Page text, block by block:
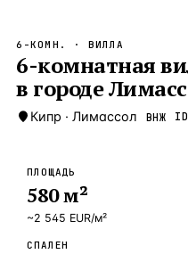
Новороссийск —Локация
Стамбул —Локация
Анталия
ЧАСТО ИЩУТ
Турция
6-КОМН. · ВИЛЛА
6-комнатная
в городе
Кипр · Лимассол ВНЖ
ПЛОЩАДЬ
580м²
~2 545 EUR/м²
СПАЛЕН